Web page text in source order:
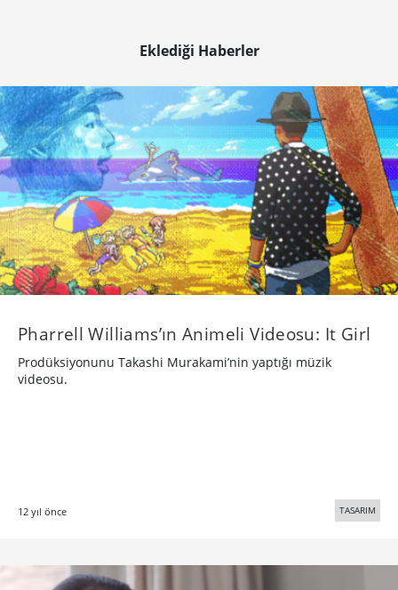
Eklediği Haberler
Pharrell Williams’ın Animeli Videosu: It Girl
Prodüksiyonunu Takashi Murakami’nin yaptığı müzik
videosu.
12 yıl önce TASARIM